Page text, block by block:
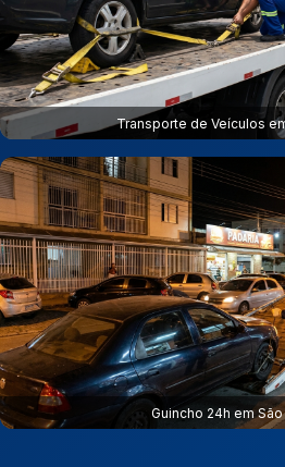
Transporte de Veículos
Guincho 24h em São